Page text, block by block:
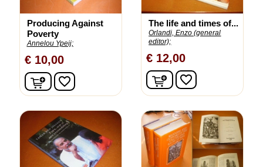
Producing Against
Poverty
Annelou Ypeij;
€ 10,00
In winkelwagen
favorite_border
The life and times of...
Orlandi, Enzo (general
editor);
€ 12,00
In winkelwagen
favorite_border